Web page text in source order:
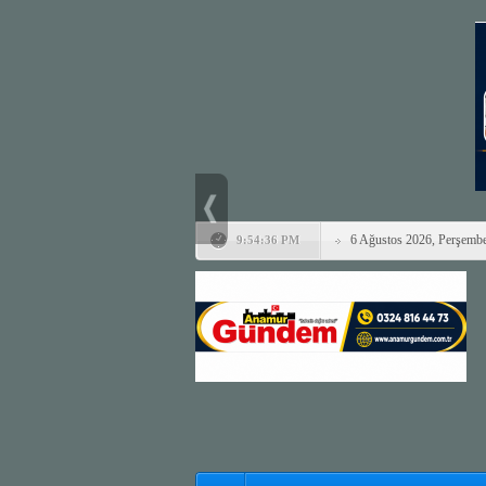
9:54:36 PM 6 Ağustos 2026,